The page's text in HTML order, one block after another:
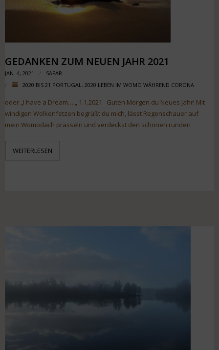
GEDANKEN ZUM NEUEN JAHR 2021
JAN. 4, 2021
SAFAR
2020 BIS 21 PORTUGAL , 2020 LEBEN IM WOMO WÄHREND CORONA
oder „I have a Dream… „ 1.1.2021 Guten Morgen du Neues Jahr! Mit
windigen Wolkenfetzen begrüßt du mich, lässt Regenschauer auf
mein Womodach prasseln und verdeckst den schönen runden
WEITERLESEN